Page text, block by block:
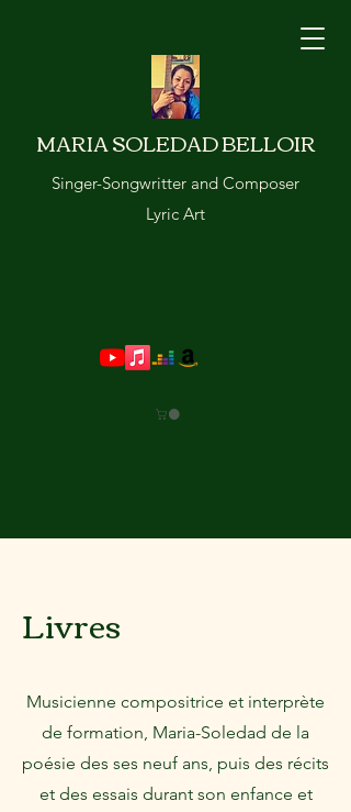
MARIA SOLEDAD BELLOIR
Singer-Songwritter and Composer
Lyric Art
Livres
Musicienne compositrice et interprète
de formation, Maria-Soledad de la
poésie des ses neuf ans, puis des récits
et des essais durant son enfance et